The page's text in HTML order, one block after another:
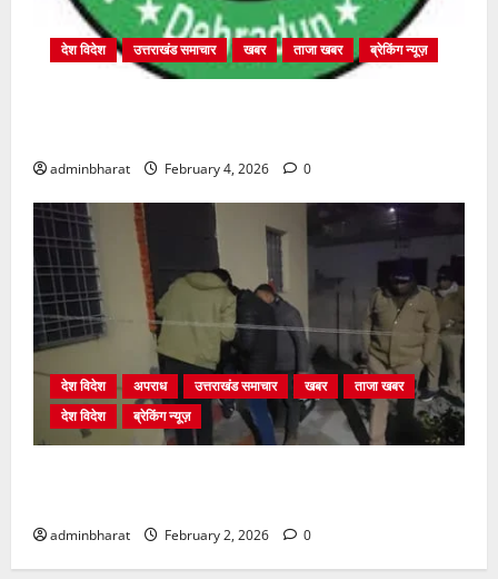
देश विदेश उत्तराखंड समाचार खबर ताजा खबर ब्रेकिंग न्यूज़
adminbharat February 4, 2026 0
देश विदेश अपराध उत्तराखंड समाचार खबर
ताजा खबर
देश विदेश
ब्रेकिंग न्यूज़
adminbharat February 2, 2026 0